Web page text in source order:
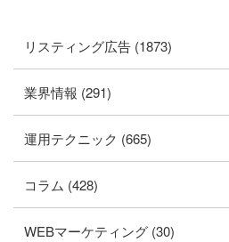
リスティング広告 (1873)
業界情報 (291)
運用テクニック (665)
コラム (428)
WEBマーケティング (30)